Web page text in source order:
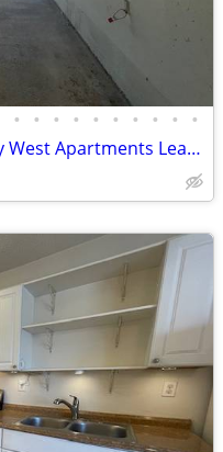
• • • • • • • • • •
🌞 Find Your Island Home – Key West Apartments Leasing Now!